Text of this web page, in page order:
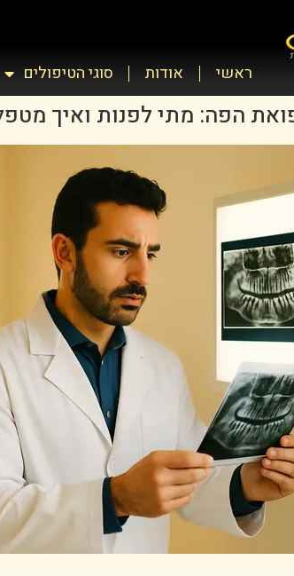
ראשי אודות סוגי הטיפולים
הפה: מתי לפנות ואיך